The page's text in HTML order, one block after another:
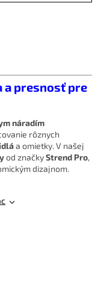
a presnosť pre
náradím
rôznych
a omietky. V našej
od značkyStrend Pro,
dizajnom.